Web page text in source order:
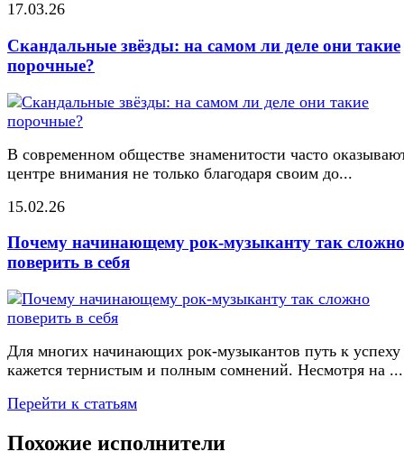
17.03.26
Скандальные звёзды: на самом ли деле они такие
порочные?
В современном обществе знаменитости часто
центре внимания не только благодаря своим до...
15.02.26
Почему начинающему рок-музыканту так сложно
поверить в себя
Для многих начинающих рок-музыкантов путь к успеху
кажется тернистым и полным сомнений. Несмотря на ...
Перейти к статьям
Похожие исполнители